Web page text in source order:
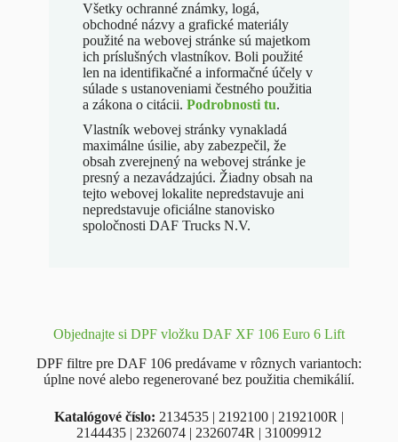
Všetky ochranné známky, logá,
obchodné názvy a grafické materiály
použité na webovej stránke sú majetkom
ich príslušných vlastníkov. Boli použité
len na identifikačné a informačné účely v
súlade s ustanoveniami čestného použitia
a zákona o citácii. Podrobnosti tu.
Vlastník webovej stránky vynakladá
maximálne úsilie, aby zabezpečil, že
obsah zverejnený na webovej stránke je
presný a nezavádzajúci. Žiadny obsah na
tejto webovej lokalite nepredstavuje ani
nepredstavuje oficiálne stanovisko
spoločnosti DAF Trucks N.V.
Objednajte si DPF vložku DAF XF 106 Euro 6 Lift
DPF filtre pre DAF 106 predávame v rôznych variantoch:
úplne nové alebo regenerované bez použitia chemikálií.
Katalógové číslo: 2134535 | 2192100 | 2192100R |
2144435 | 2326074 | 2326074R | 31009912